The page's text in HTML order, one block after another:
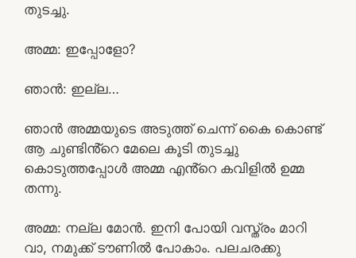
തുടച്ചു.
അമ്മ: ഇപ്പോളോ?
ഞാൻ: ഇല്ല…
ഞാൻ അമ്മയുടെ അടുത്ത് ചെന്ന് കൈ കൊണ്ട്
ആ ചുണ്ടിൻ്റെ മേലെ കൂടി തുടച്ചു
കൊടുത്തപ്പോൾ അമ്മ എൻ്റെ കവിളിൽ ഉമ്മ
തന്നു.
അമ്മ: നല്ല മോൻ. ഇനി പോയി വസ്ത്രം മാറി
വാ, നമുക്ക് ടൗണിൽ പോകാം. പലചരക്കു